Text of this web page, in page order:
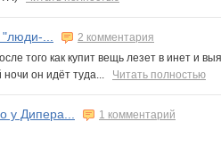
"люди-...
2 комментария
того как купит вещь лезет в инет и
ночи он идёт туда... Читать полностью
у Дипера...
1 комментарий